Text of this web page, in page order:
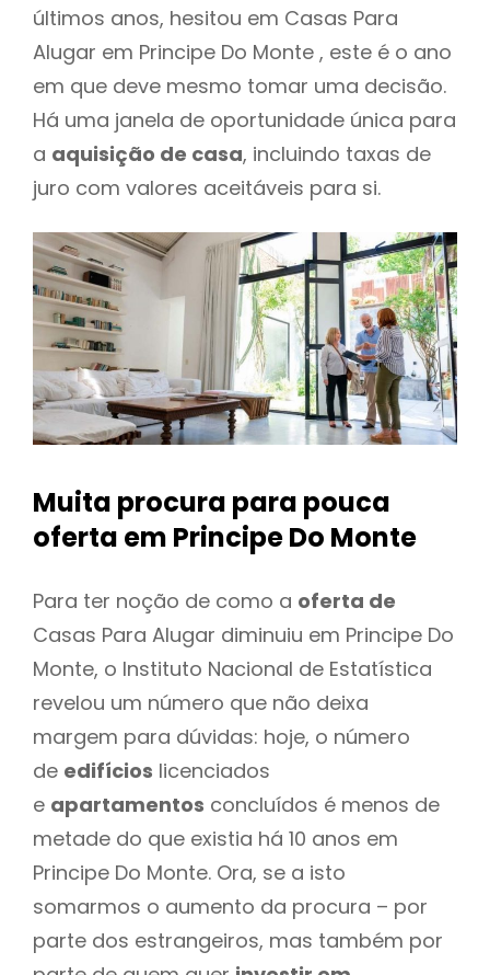
últimos anos, hesitou em Casas Para
Alugar em Principe Do Monte , este é o ano
em que deve mesmo tomar uma decisão.
Há uma janela de oportunidade única para
a aquisição de casa, incluindo taxas de
juro com valores aceitáveis para si.
Muita procura para pouca
oferta em Principe Do Monte
Para ter noção de como a oferta de
Casas Para Alugar diminuiu em Principe Do
Monte, o Instituto Nacional de Estatística
revelou um número que não deixa
margem para dúvidas: hoje, o número
de edifícios licenciados
e apartamentos concluídos é menos de
metade do que existia há 10 anos em
Principe Do Monte. Ora, se a isto
somarmos o aumento da procura – por
parte dos estrangeiros, mas também por